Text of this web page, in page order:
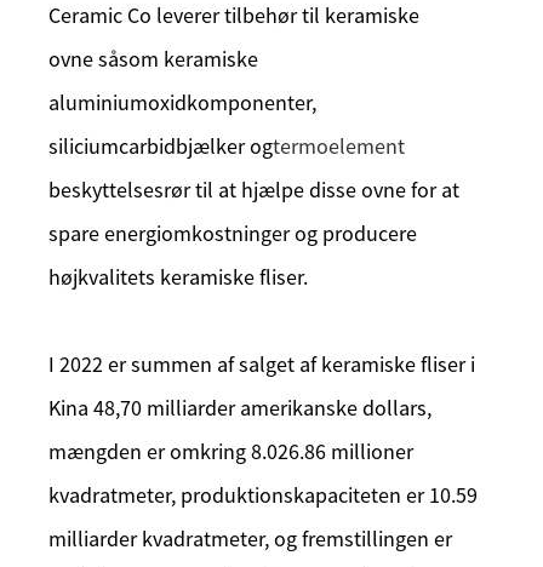
Ceramic Co leverer tilbehør til keramiske
ovne såsom keramiske
aluminiumoxidkomponenter,
siliciumcarbidbjælker ogtermoelement
beskyttelsesrør til at hjælpe disse ovne for at
spare energiomkostninger og producere
højkvalitets keramiske fliser.
I 2022 er summen af ​​salget af keramiske fliser i
Kina 48,70 milliarder amerikanske dollars,
mængden er omkring 8.026.86 millioner
kvadratmeter, produktionskapaciteten er 10.59
milliarder kvadratmeter, og fremstillingen er